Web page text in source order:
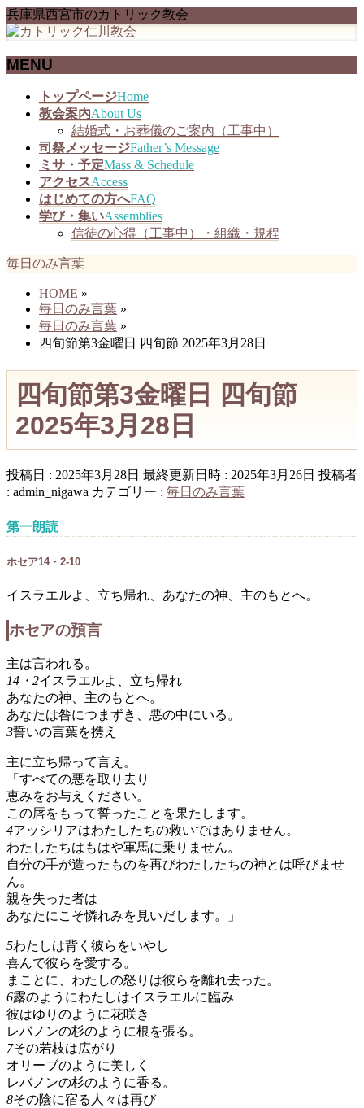
兵庫県西宮市のカトリック教会
MENU
トップページHome
教会案内About Us
結婚式・お葬儀のご案内（工事中）
司祭メッセージFather’s Message
ミサ・予定Mass & Schedule
アクセスAccess
はじめての方へFAQ
学び・集いAssemblies
信徒の心得（工事中）・組織・規程
毎日のみ言葉
HOME »
毎日のみ言葉 »
毎日のみ言葉 »
四旬節第3金曜日 四旬節 2025年3月28日
四旬節第3金曜日 四旬節
2025年3月28日
投稿日 : 2025年3月28日 最終更新日時 : 2025年3月26日 投稿者
: admin_nigawa カテゴリー : 毎日のみ言葉
第一朗読
ホセア14・2-10
イスラエルよ、立ち帰れ、あなたの神、主のもとへ。
ホセアの預言
主は言われる。
14・2イスラエルよ、立ち帰れ
あなたの神、主のもとへ。
あなたは咎につまずき、悪の中にいる。
3誓いの言葉を携え
主に立ち帰って言え。
「すべての悪を取り去り
恵みをお与えください。
この唇をもって誓ったことを果たします。
4アッシリアはわたしたちの救いではありません。
わたしたちはもはや軍馬に乗りません。
自分の手が造ったものを再びわたしたちの神とは呼びませ
ん。
親を失った者は
あなたにこそ憐れみを見いだします。」
5わたしは背く彼らをいやし
喜んで彼らを愛する。
まことに、わたしの怒りは彼らを離れ去った。
6露のようにわたしはイスラエルに臨み
彼はゆりのように花咲き
レバノンの杉のように根を張る。
7その若枝は広がり
オリーブのように美しく
レバノンの杉のように香る。
8その陰に宿る人々は再び